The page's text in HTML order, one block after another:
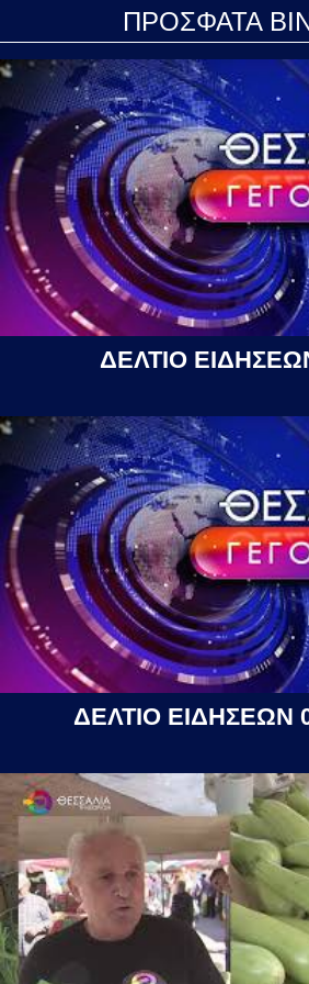
ΠΡΟΣΦΑΤΑ
ΔΕΛΤΙΟ
ΔΕΛΤΙΟ ΕΙΔΗΣΕΩΝ